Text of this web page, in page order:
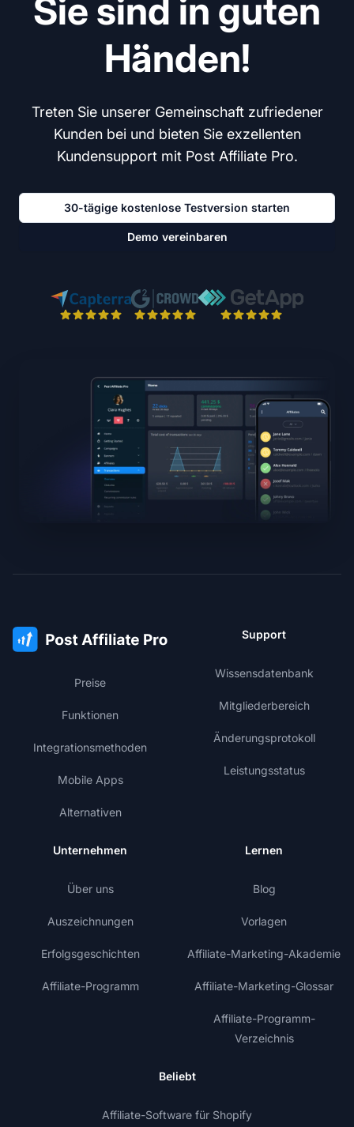
Sie sind in guten
Händen!
Treten Sie unserer Gemeinschaft zufriedener
Kunden bei und bieten Sie exzellenten
Kundensupport mit Post Affiliate Pro.
30-tägige kostenlose Testversion starten
Demo vereinbaren
Preise
Funktionen
Integrationsmethoden
Mobile Apps
Alternativen
Support
Wissensdatenbank
Mitgliederbereich
Änderungsprotokoll
Leistungsstatus
Unternehmen
Über uns
Auszeichnungen
Erfolgsgeschichten
Affiliate-Programm
Lernen
Blog
Vorlagen
Affiliate-Marketing-Akademie
Affiliate-Marketing-Glossar
Affiliate-Programm-
Verzeichnis
Beliebt
Affiliate-Software für Shopify